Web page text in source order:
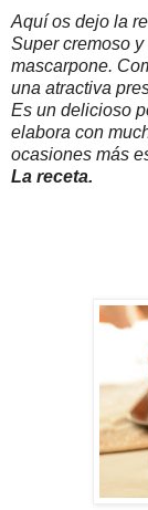
Aquí os dejo la
Super cremoso
mascarpone.
una atractiva
Es un delicioso
elabora con
ocasiones más
La receta.